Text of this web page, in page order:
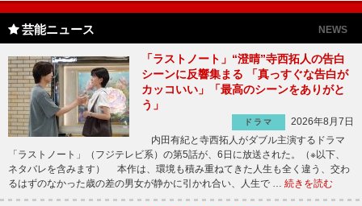
芸能ニュース NEWS
「ラストノート」“澄晴”寺西拓人の告白
シーンに反響集まる 「真っすぐな告白が
カッコいい」「最高のシーンをありがと
う」
ドラマ
2026年8月7日
内田有紀と寺西拓人がダブル主演するドラマ
「ラストノート」（フジテレビ系）の第5話が、6日に放送された。（※以下、
ネタバレを含みます） 本作は、環境も積み重ねてきた人生も全く違う、交わ
るはずのなかった歳の差の男女が静かに引かれ合い、人生で … 続きを読む